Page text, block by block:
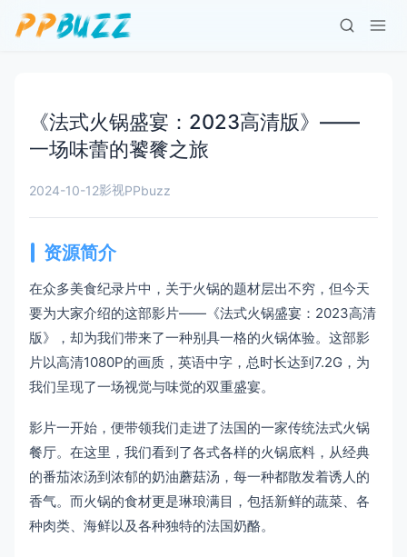
《法式火锅盛宴：2023高清版》——
一场味蕾的饕餮之旅
2024-10-12影视PPbuzz
资源简介
在众多美食纪录片中，关于火锅的题材层出不穷，但今天
要为大家介绍的这部影片——《法式火锅盛宴：2023高清
版》，却为我们带来了一种别具一格的火锅体验。这部影
片以高清1080P的画质，英语中字，总时长达到7.2G，为
我们呈现了一场视觉与味觉的双重盛宴。
影片一开始，便带领我们走进了法国的一家传统法式火锅
餐厅。在这里，我们看到了各式各样的火锅底料，从经典
的番茄浓汤到浓郁的奶油蘑菇汤，每一种都散发着诱人的
香气。而火锅的食材更是琳琅满目，包括新鲜的蔬菜、各
种肉类、海鲜以及各种独特的法国奶酪。